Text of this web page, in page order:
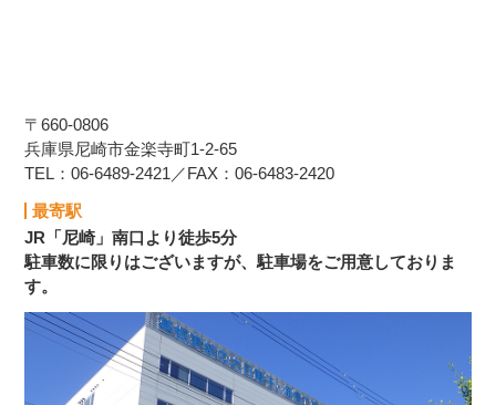
〒660-0806
兵庫県尼崎市金楽寺町1-2-65
TEL：06-6489-2421／FAX：06-6483-2420
最寄駅
JR「尼崎」南口より徒歩5分
駐車数に限りはございますが、駐車場をご用意しておりま
す。